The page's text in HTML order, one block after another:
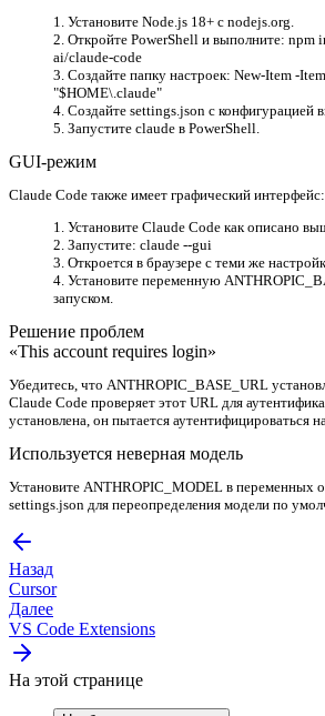
Установите Node.js 18+ с nodejs.org.
Откройте PowerShell и выполните: npm
ai/claude-code
Создайте папку настроек: New-Item -
"$HOME\.claude"
Создайте settings.json с конфигурацией
Запустите claude в PowerShell.
GUI-режим
Claude Code также имеет графический интерфейс:
Установите Claude Code как описано
Запустите: claude --gui
Откроется в браузере с теми же
Установите переменную
запуском.
Решение проблем
«This account requires login»
Убедитесь, что ANTHROPIC_BASE_URL
Claude Code проверяет этот URL для
установлена, он пытается аутентифицироваться
Используется неверная модель
Установите ANTHROPIC_MODEL в переменных
settings.json для переопределения модели по
Назад
Cursor
Далее
VS Code Extensions
На этой странице